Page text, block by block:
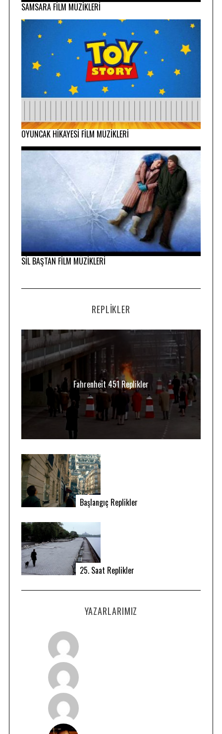
SAMSARA FİLM MÜZİKLERİ
OYUNCAK HİKAYESİ FİLM MÜZİKLERİ
SİL BAŞTAN FİLM MÜZİKLERİ
REPLIKLER
Fahrenheit 451 Replikler
Başlangıç Replikler
25. Saat Replikler
YAZARLARIMIZ
o